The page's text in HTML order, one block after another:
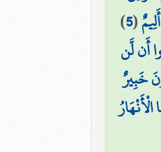
(
5
)
أَن لَّن
خَبِيرٌ